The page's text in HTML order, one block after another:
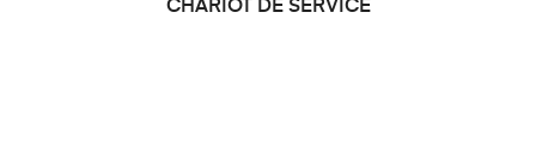
CHARIOT DE SERVICE